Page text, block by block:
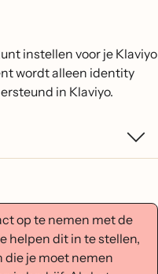
instellen voor je Klaviyo
wordt alleen identity
in Klaviyo.
op te nemen met de
helpen dit in te stellen,
je moet nemen